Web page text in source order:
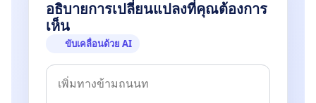
อธิบายการเปลี่ยนแปลงที่คุณต้องการ
เห็น
ขับเคลื่อนด้วย AI